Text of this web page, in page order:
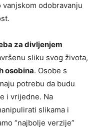
vanjskom odobravanju
za divljenjem
sliku svog života,
osobina. Osobe s
potrebu da budu
i vrijedne. Na
slikama i
“najbolje verzije”